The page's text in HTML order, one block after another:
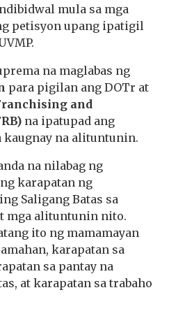
mula sa mga
petisyon upang ipatigil
na maglabas ng
para pigilan ang DOTr at
and
na ipatupad ang
kaugnay na alituntunin.
na nilabag ng
karapatan ng
Saligang Batas sa
mga alituntunin nito.
ito ng mamamayan
karapatan sa
sa pantay na
at karapatan sa trabaho